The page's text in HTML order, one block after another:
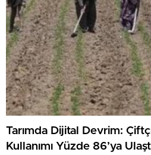
Tarımda Dijital Devrim:
Kullanımı Yüzde 86’ya